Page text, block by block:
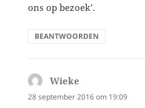
ons op bezoek’.
BEANTWOORDEN
Wieke
28 september 2016 om 19:09